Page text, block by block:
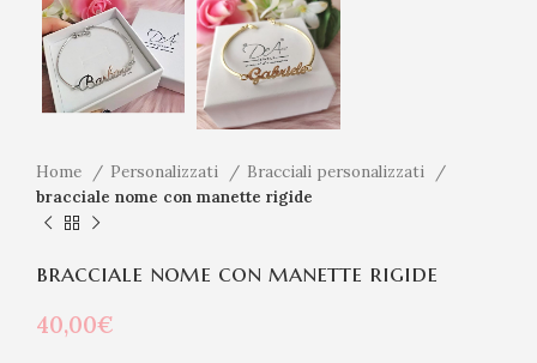
Home Personalizzati
Bracciali personalizzati
bracciale nome con manette rigide
bracciale nome con manette rigide
40,00€